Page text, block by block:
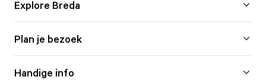
Explore Breda
Plan je bezoek
Handige info